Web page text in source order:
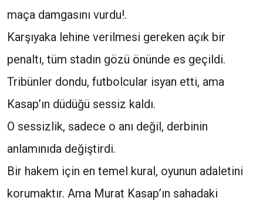
maça damgasını vurdu!.
Karşıyaka lehine verilmesi gereken açık bir
penaltı, tüm stadın gözü önünde es geçildi.
Tribünler dondu, futbolcular isyan etti, ama
Kasap’ın düdüğü sessiz kaldı.
O sessizlik, sadece o anı değil, derbinin
anlamınıda değiştirdi.
Bir hakem için en temel kural, oyunun adaletini
korumaktır. Ama Murat Kasap’ın sahadaki